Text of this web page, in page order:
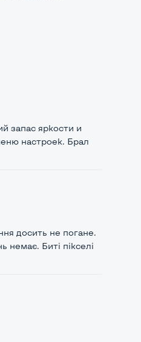
запас яркости и
настроек. Брал
досить не погане.
немає. Биті пікселі